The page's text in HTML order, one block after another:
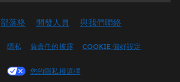
English (UK)
Français (Canada)
部落格 開發人員 與我們聯絡
隱私 負責任的披露 COOKIE 偏好設定
您的隱私權選擇